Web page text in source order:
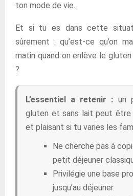
ton mode de vie.
Et si tu es dans cette
sûrement : qu’est-ce qu’on
matin quand on enlève le
?
L’essentiel a retenir : un
gluten et sans lait peut être
et plaisant si tu varies les
Ne cherche pas à
petit déjeuner
Privilégie une base
jusqu’au déjeuner.